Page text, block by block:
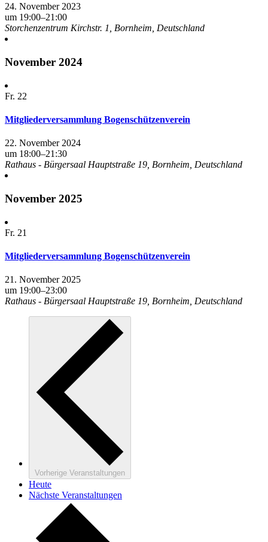
24. November 2023
um 19:00–21:00
Storchenzentrum Kirchstr. 1, Bornheim, Deutschland
November 2024
Fr. 22
Mitgliederversammlung Bogenschützenverein
22. November 2024
um 18:00–21:30
Rathaus - Bürgersaal Hauptstraße 19, Bornheim, Deutschland
November 2025
Fr. 21
Mitgliederversammlung Bogenschützenverein
21. November 2025
um 19:00–23:00
Rathaus - Bürgersaal Hauptstraße 19, Bornheim, Deutschland
Vorherige Veranstaltungen
Heute
Nächste Veranstaltungen